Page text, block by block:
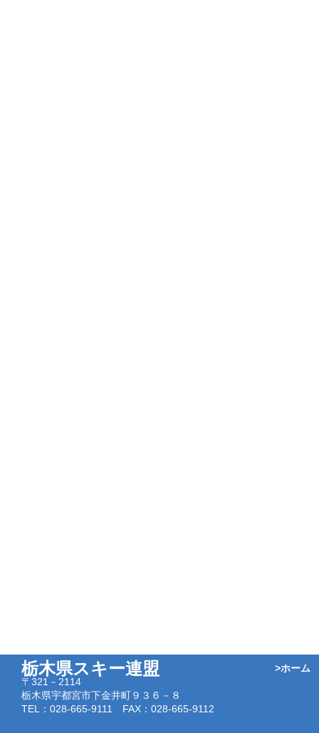
栃木県スキー連盟
〒321－2114
栃木県宇都宮市下金井町９３６－８
TEL：028-665-9111 FAX：028-665-9112
>ホーム